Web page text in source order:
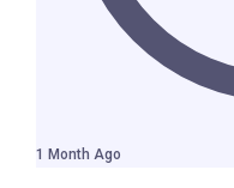
1 Month Ago